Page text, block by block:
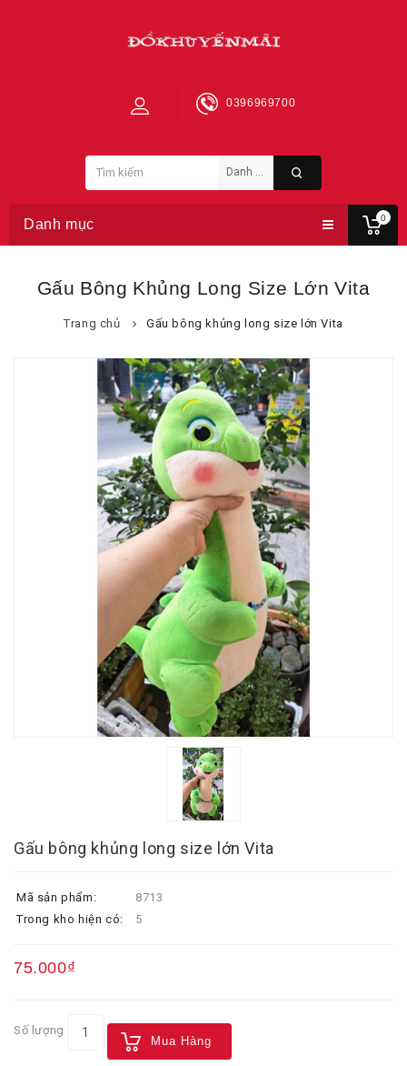
0
0396969700
Danh mục
Gấu Bông Khủng Long Size Lớn Vita
Trang chủ Gấu bông khủng long size lớn Vita
Gấu bông khủng long size lớn Vita
Mã sản phẩm:
8713
Trong kho hiện có:
5
75.000₫
Số lượng
Mua Hàng